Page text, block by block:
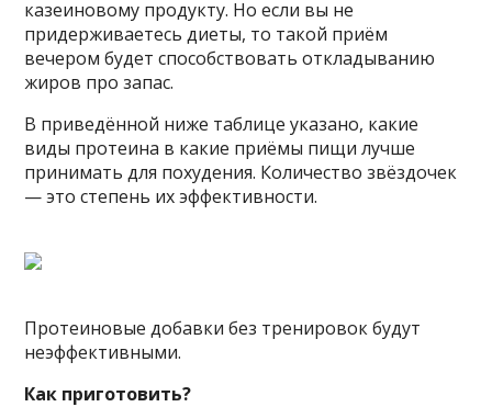
казеиновому продукту. Но если вы не
придерживаетесь диеты, то такой приём
вечером будет способствовать откладыванию
жиров про запас.
В приведённой ниже таблице указано, какие
виды протеина в какие приёмы пищи лучше
принимать для похудения. Количество звёздочек
— это степень их эффективности.
Протеиновые добавки без тренировок будут
неэффективными.
Как приготовить?